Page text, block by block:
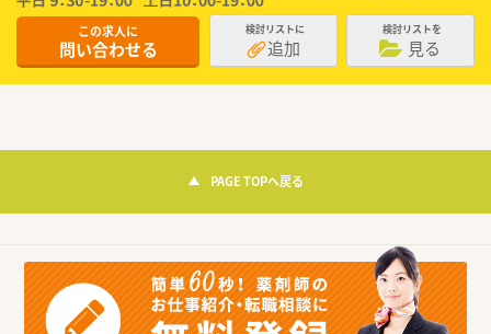
この求人に
問い合わせる
検討リストに
追加
検討リストを
見る
PAGE TOPへ戻る